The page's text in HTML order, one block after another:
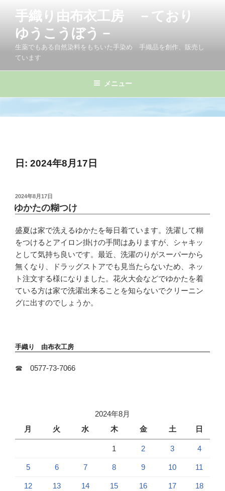
手織り由布衣工房 －ており
ゆうこうぼう－
生薬でもある自然染料をもちいた手染め 手織品を創作、販売し
ています
メニュー
日: 2024年8月17日
投
稿
日:
2024年8月17日
ゆかたの糊つけ
盛夏は家で洗えるゆかたを毎日着ています。洗濯して糊
をつけるとアイロン掛けの手間はありますが、シャキッ
として気持ち良いです。最近、洗濯のりがスーパーから
無くなり、ドラッグストアでも見当たらないため、ネッ
ト注文する様になりました。花火大会などでゆかたを着
ている方は家で洗濯出来ることを知らないでクリーニン
グに出すのでしょうか。
手織り 由布衣工房
☎ 0577-73-7066
2024年8月
月
火 水 木 金 土 日
1 2 3 4
5 6 7 8 9 10 11
12 13 14 15 16 17 18